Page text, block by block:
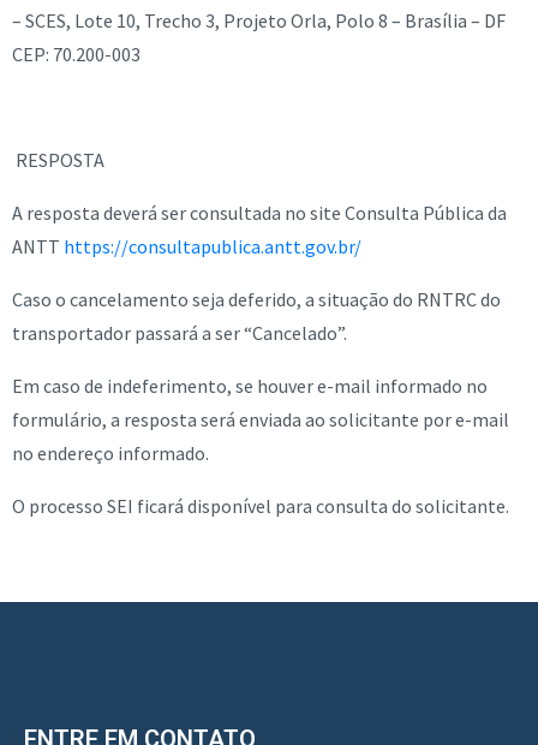
– SCES, Lote 10, Trecho 3, Projeto Orla, Polo 8 – Brasília – DF
CEP: 70.200-003
RESPOSTA
A resposta deverá ser consultada no site Consulta Pública da
ANTT https://consultapublica.antt.gov.br/
Caso o cancelamento seja deferido, a situação do RNTRC do
transportador passará a ser “Cancelado”.
Em caso de indeferimento, se houver e-mail informado no
formulário, a resposta será enviada ao solicitante por e-mail
no endereço informado.
O processo SEI ficará disponível para consulta do solicitante.